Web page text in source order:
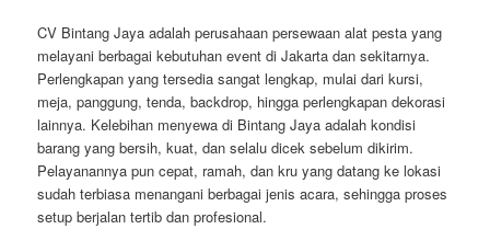
CV Bintang Jaya adalah perusahaan persewaan alat pesta yang
melayani berbagai kebutuhan event di Jakarta dan sekitarnya.
Perlengkapan yang tersedia sangat lengkap, mulai dari kursi,
meja, panggung, tenda, backdrop, hingga perlengkapan dekorasi
lainnya. Kelebihan menyewa di Bintang Jaya adalah kondisi
barang yang bersih, kuat, dan selalu dicek sebelum dikirim.
Pelayanannya pun cepat, ramah, dan kru yang datang ke lokasi
sudah terbiasa menangani berbagai jenis acara, sehingga proses
setup berjalan tertib dan profesional.